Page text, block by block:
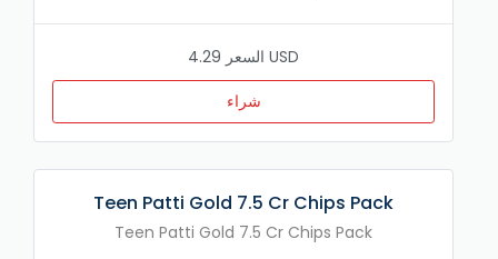
السعر 4.29 USD
شراء
Teen Patti Gold 7.5 Cr Chips Pack
Teen Patti Gold 7.5 Cr Chips Pack